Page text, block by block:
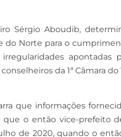
Sérgio Aboudib,
do Norte para o
da 1ª Câmara do
que informações
que o então vice-prefeito
de 2020, quando o